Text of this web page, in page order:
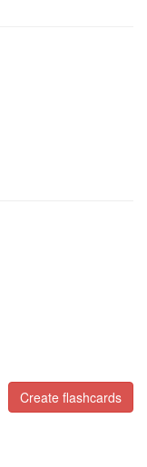
Create flashcards